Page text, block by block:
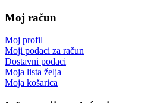
Moj račun
Moj profil
Moji podaci za račun
Dostavni podaci
Moja lista želja
Moja košarica